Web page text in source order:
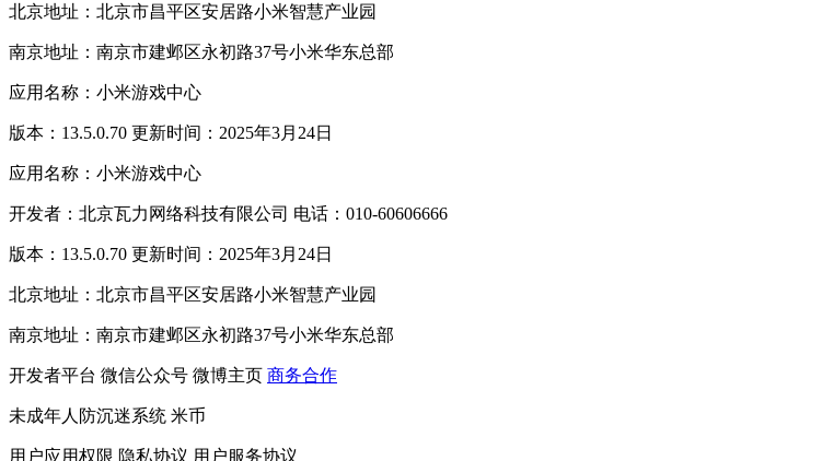
北京地址：北京市昌平区安居路小米智慧产业园
南京地址：南京市建邺区永初路37号小米华东总部
应用名称：小米游戏中心
版本：13.5.0.70 更新时间：2025年3月24日
应用名称：小米游戏中心
开发者：北京瓦力网络科技有限公司 电话：010-60606666
版本：13.5.0.70 更新时间：2025年3月24日
北京地址：北京市昌平区安居路小米智慧产业园
南京地址：南京市建邺区永初路37号小米华东总部
开发者平台 微信公众号 微博主页 商务合作
未成年人防沉迷系统 米币
用户应用权限 隐私协议 用户服务协议